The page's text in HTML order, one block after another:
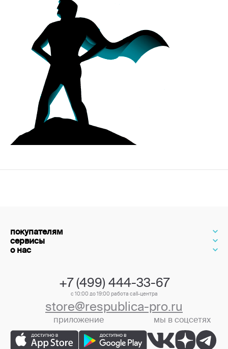
покупателям
сервисы
о нас
+7 (499) 444-33-67
с 10:00 до 19:00 работа call-центра
store@respublica-pro.ru
приложение мы в соцсетях